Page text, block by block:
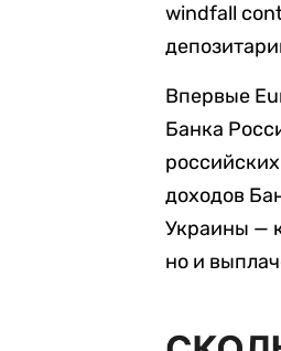
windfall
Впервые
Банка
доходов
Украины —
но и